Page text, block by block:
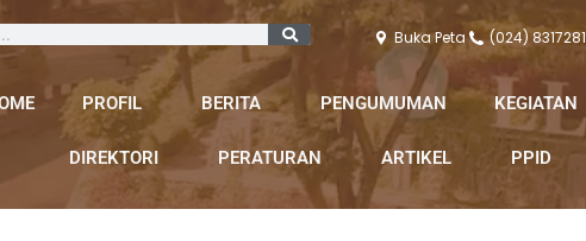
Buka Peta (024) 8317281
PROFIL BERITA PENGUMUMAN KEGIATAN
DIREKTORI PERATURAN ARTIKEL PPID